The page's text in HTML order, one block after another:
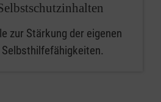
zur Stärkung der eigenen